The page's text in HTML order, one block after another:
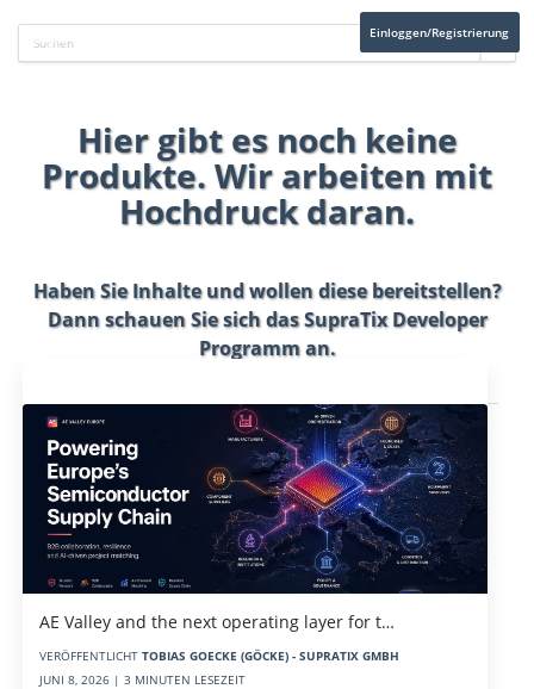
Einloggen/Registrierung
Hier gibt es noch keine
Produkte. Wir arbeiten mit
Hochdruck daran.
Haben Sie Inhalte und wollen diese bereitstellen?
Dann schauen Sie sich dasSupraTix Developer
Programman.
AE Valley and the next operating layer for t…
VERÖFFENTLICHT TOBIAS GOECKE (GÖCKE) - SUPRATIX GMBH
JUNI 8, 2026 | 3 MINUTEN LESEZEIT